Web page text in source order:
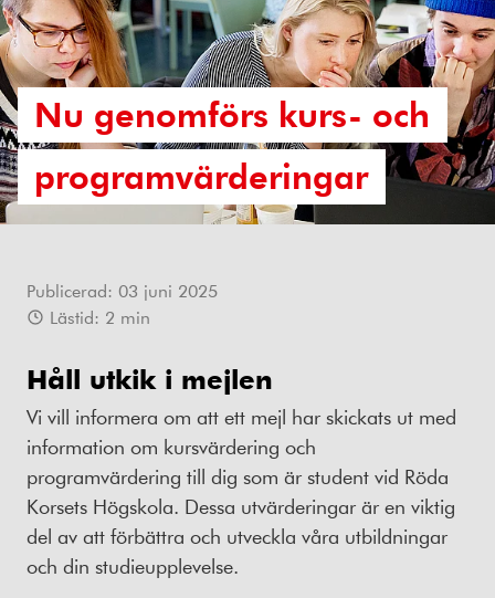
Nu genomförs kurs- och
programvärderingar
Publicerad: 03 juni 2025
Lästid: 2 min
Håll utkik i mejlen
Vi vill informera om att ett mejl har skickats ut med
information om kursvärdering och
programvärdering till dig som är student vid Röda
Korsets Högskola. Dessa utvärderingar är en viktig
del av att förbättra och utveckla våra utbildningar
och din studieupplevelse.